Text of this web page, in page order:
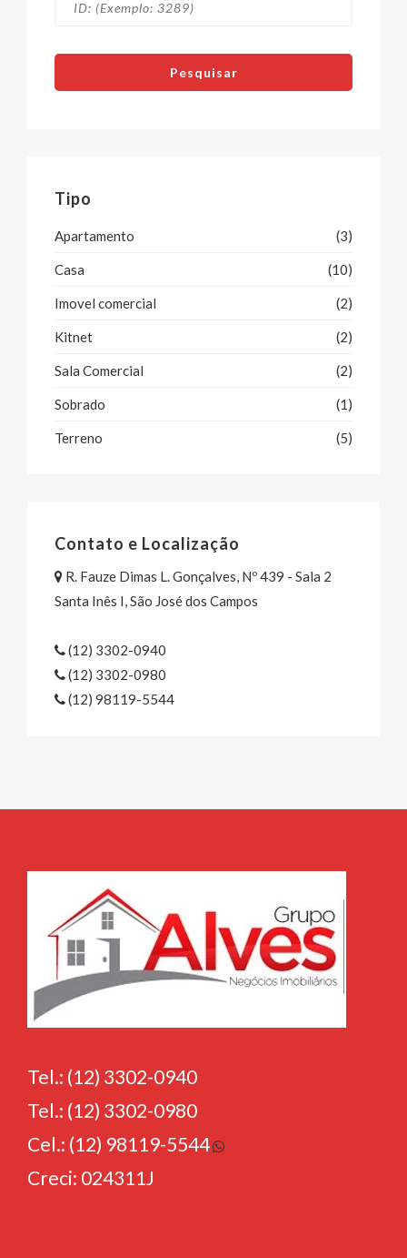
Pesquisar
Tipo
Apartamento (3)
Casa (10)
Imovel comercial (2)
Kitnet (2)
Sala Comercial (2)
Sobrado (1)
Terreno (5)
Contato e Localização
R. Fauze Dimas L. Gonçalves, Nº 439 - Sala 2
Santa Inês I, São José dos Campos
(12) 3302-0940
(12) 3302-0980
(12) 98119-5544
Tel.: (12) 3302-0940
Tel.: (12) 3302-0980
Cel.: (12) 98119-5544
Creci: 024311J